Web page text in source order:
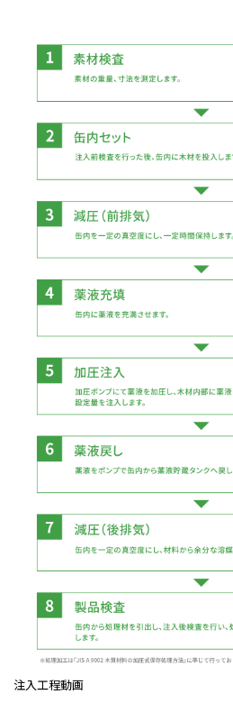
注入工程動画